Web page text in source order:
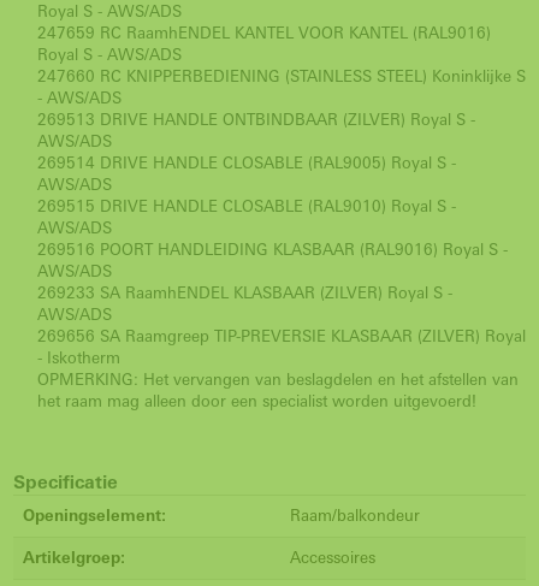
Royal S - AWS/ADS
247659 RC RaamhENDEL KANTEL VOOR KANTEL (RAL9016)
Royal S - AWS/ADS
247660 RC KNIPPERBEDIENING (STAINLESS STEEL) Koninklijke S
- AWS/ADS
269513 DRIVE HANDLE ONTBINDBAAR (ZILVER) Royal S -
AWS/ADS
269514 DRIVE HANDLE CLOSABLE (RAL9005) Royal S -
AWS/ADS
269515 DRIVE HANDLE CLOSABLE (RAL9010) Royal S -
AWS/ADS
269516 POORT HANDLEIDING KLASBAAR (RAL9016) Royal S -
AWS/ADS
269233 SA RaamhENDEL KLASBAAR (ZILVER) Royal S -
AWS/ADS
269656 SA Raamgreep TIP-PREVERSIE KLASBAAR (ZILVER) Royal
- Iskotherm
OPMERKING: Het vervangen van beslagdelen en het afstellen van
het raam mag alleen door een specialist worden uitgevoerd!
Specificatie
Openingselement: Raam/balkondeur
Artikelgroep: Accessoires